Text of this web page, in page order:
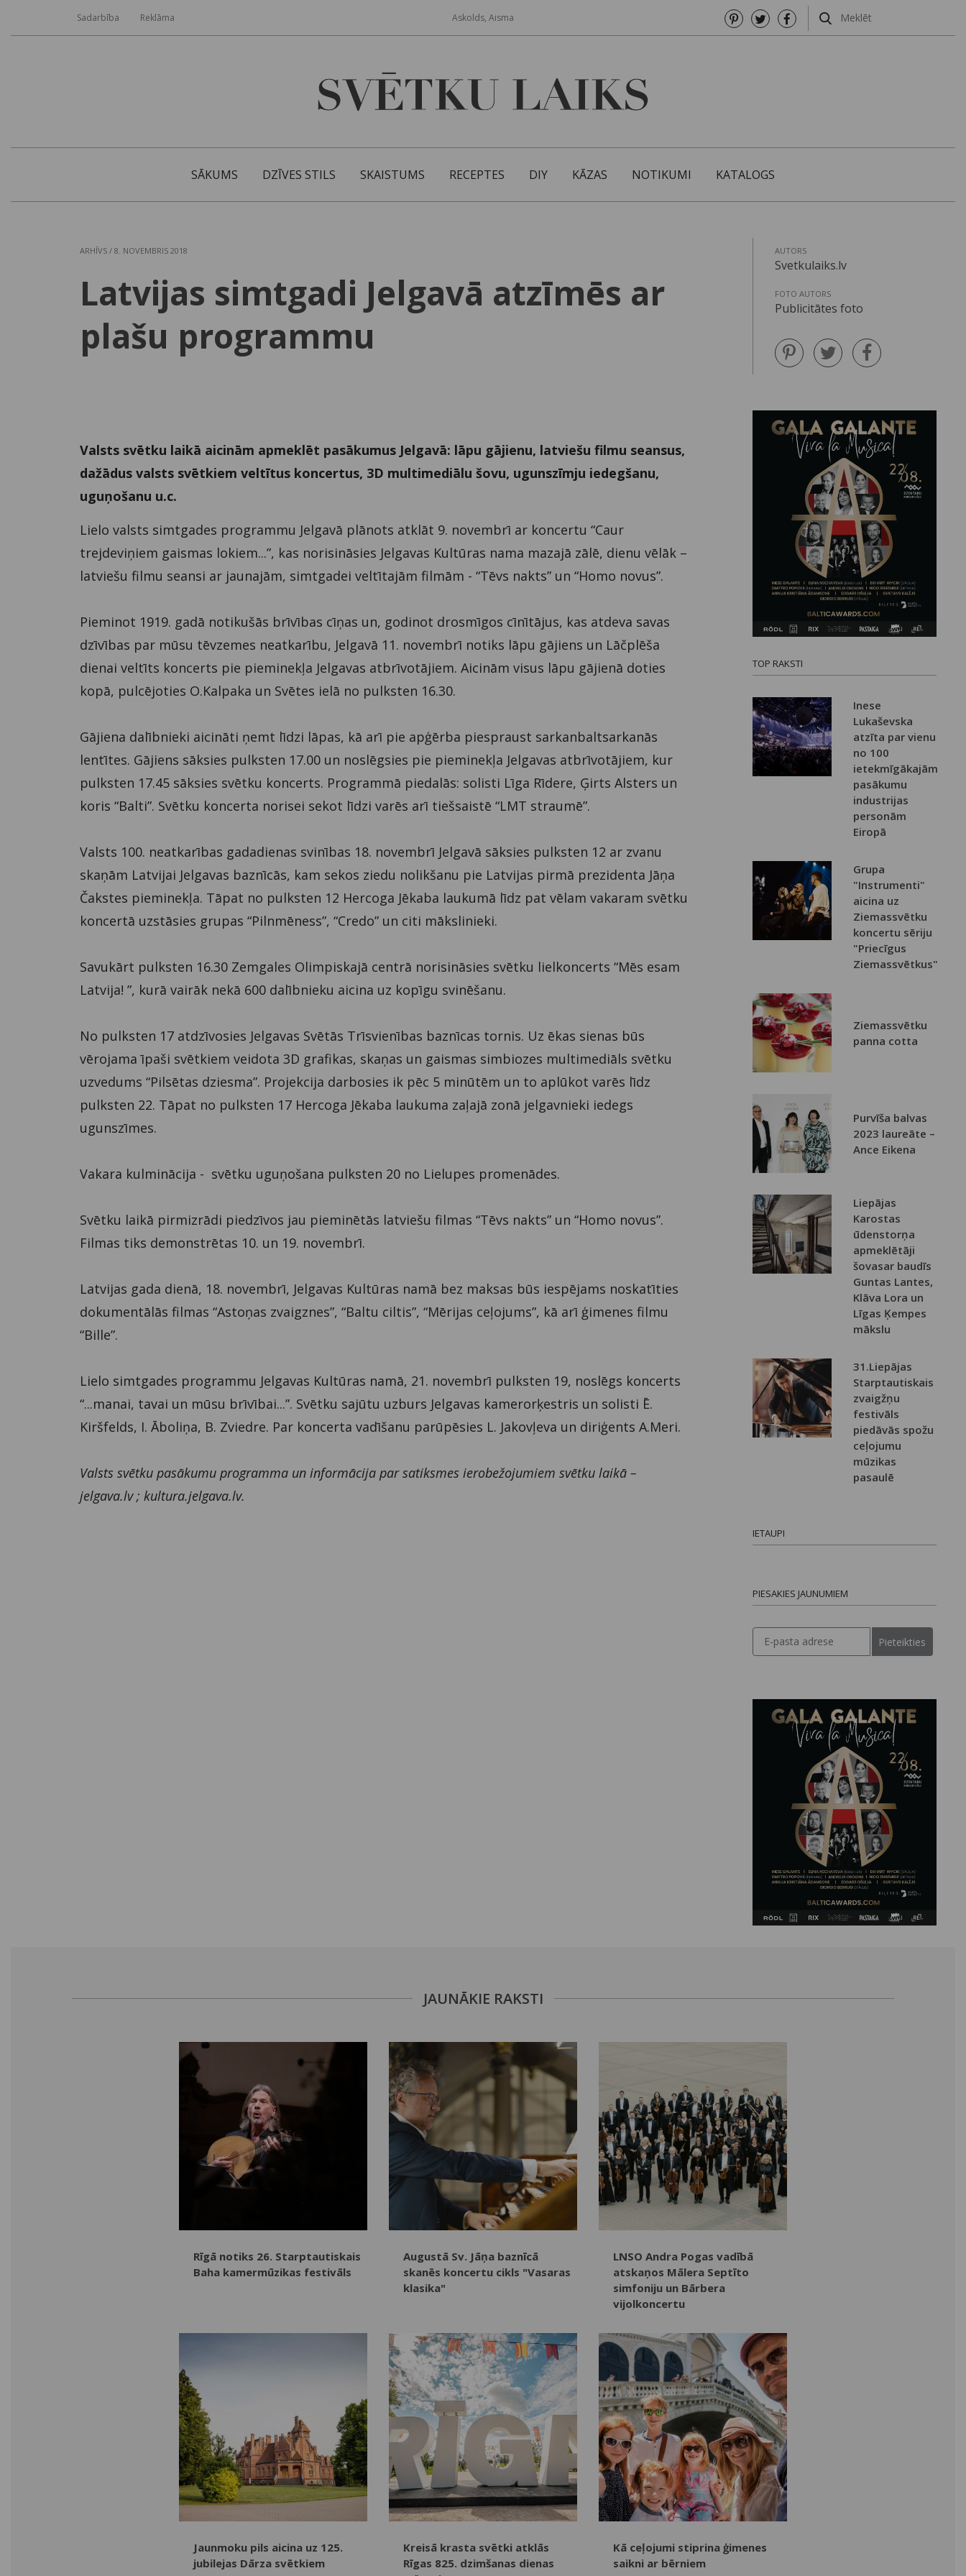
Sadarbība Reklāma Askolds, Aisma
SĀKUMS DZĪVES STILS SKAISTUMS RECEPTES DIY KĀZAS NOTIKUMI KATALOGS
ARHĪVS / 8. NOVEMBRIS 2018
Latvijas simtgadi Jelgavā atzīmēs ar
plašu programmu
AUTORS
Svetkulaiks.lv
FOTO AUTORS
Publicitātes foto
Valsts svētku laikā aicinām apmeklēt pasākumus Jelgavā: lāpu gājienu, latviešu filmu seansus,
dažādus valsts svētkiem veltītus koncertus, 3D multimediālu šovu, ugunszīmju iedegšanu,
uguņošanu u.c.
Lielo valsts simtgades programmu Jelgavā plānots atklāt 9. novembrī ar koncertu “Caur
trejdeviņiem gaismas lokiem...”, kas norisināsies Jelgavas Kultūras nama mazajā zālē, dienu vēlāk –
latviešu filmu seansi ar jaunajām, simtgadei veltītajām filmām - “Tēvs nakts” un “Homo novus”.
Pieminot 1919. gadā notikušās brīvības cīņas un, godinot drosmīgos cīnītājus, kas atdeva savas
dzīvības par mūsu tēvzemes neatkarību, Jelgavā 11. novembrī notiks lāpu gājiens un Lāčplēša
dienai veltīts koncerts pie pieminekļa Jelgavas atbrīvotājiem. Aicinām visus lāpu gājienā doties
kopā, pulcējoties O.Kalpaka un Svētes ielā no pulksten 16.30.
Gājiena dalībnieki aicināti ņemt līdzi lāpas, kā arī pie apģērba piespraust sarkanbaltsarkanās
lentītes. Gājiens sāksies pulksten 17.00 un noslēgsies pie pieminekļa Jelgavas atbrīvotājiem, kur
pulksten 17.45 sāksies svētku koncerts. Programmā piedalās: solisti Līga Rīdere, Ģirts Alsters un
koris “Balti”. Svētku koncerta norisei sekot līdzi varēs arī tiešsaistē “LMT straumē”.
Valsts 100. neatkarības gadadienas svinības 18. novembrī Jelgavā sāksies pulksten 12 ar zvanu
skaņām Latvijai Jelgavas baznīcās, kam sekos ziedu nolikšanu pie Latvijas pirmā prezidenta Jāņa
Čakstes pieminekļa. Tāpat no pulksten 12 Hercoga Jēkaba laukumā līdz pat vēlam vakaram svētku
koncertā uzstāsies grupas “Pilnmēness”, “Credo” un citi mākslinieki.
Savukārt pulksten 16.30 Zemgales Olimpiskajā centrā norisināsies svētku lielkoncerts “Mēs esam
Latvija! ”, kurā vairāk nekā 600 dalībnieku aicina uz kopīgu svinēšanu.
No pulksten 17 atdzīvosies Jelgavas Svētās Trīsvienības baznīcas tornis. Uz ēkas sienas būs
vērojama īpaši svētkiem veidota 3D grafikas, skaņas un gaismas simbiozes multimediāls svētku
uzvedums “Pilsētas dziesma”. Projekcija darbosies ik pēc 5 minūtēm un to aplūkot varēs līdz
pulksten 22. Tāpat no pulksten 17 Hercoga Jēkaba laukuma zaļajā zonā jelgavnieki iedegs
ugunszīmes.
Vakara kulminācija - svētku uguņošana pulksten 20 no Lielupes promenādes.
Svētku laikā pirmizrādi piedzīvos jau pieminētās latviešu filmas “Tēvs nakts” un “Homo novus”.
Filmas tiks demonstrētas 10. un 19. novembrī.
Latvijas gada dienā, 18. novembrī, Jelgavas Kultūras namā bez maksas būs iespējams noskatīties
dokumentālās filmas “Astoņas zvaigznes”, “Baltu ciltis”, “Mērijas ceļojums”, kā arī ģimenes filmu
“Bille”.
Lielo simtgades programmu Jelgavas Kultūras namā, 21. novembrī pulksten 19, noslēgs koncerts
“...manai, tavai un mūsu brīvībai...”. Svētku sajūtu uzburs Jelgavas kamerorķestris un solisti Ē.
Kiršfelds, I. Āboliņa, B. Zviedre. Par koncerta vadīšanu parūpēsies L. Jakovļeva un diriģents A.Meri.
Valsts svētku pasākumu programma un informācija par satiksmes ierobežojumiem svētku laikā –
jelgava.lv ; kultura.jelgava.lv.
TOP RAKSTI
Inese
Lukaševska
atzīta par vienu
no 100
ietekmīgākajām
pasākumu
industrijas
personām
Eiropā
Grupa
"Instrumenti"
aicina uz
Ziemassvētku
koncertu sēriju
"Priecīgus
Ziemassvētkus"
Ziemassvētku
panna cotta
Purvīša balvas
2023 laureāte –
Ance Eikena
Liepājas
Karostas
ūdenstorņa
apmeklētāji
šovasar baudīs
Guntas Lantes,
Klāva Lora un
Līgas Ķempes
mākslu
31.Liepājas
Starptautiskais
zvaigžņu
festivāls
piedāvās spožu
ceļojumu
mūzikas
pasaulē
IETAUPI
PIESAKIES JAUNUMIEM
Pieteikties
JAUNĀKIE RAKSTI
Rīgā notiks 26. Starptautiskais
Baha kamermūzikas festivāls
Augustā Sv. Jāņa baznīcā
skanēs koncertu cikls "Vasaras
klasika"
LNSO Andra Pogas vadībā
atskaņos Mālera Septīto
simfoniju un Bārbera
vijolkoncertu
Jaunmoku pils aicina uz 125.
jubilejas Dārza svētkiem
Kreisā krasta svētki atklās
Rīgas 825. dzimšanas dienas
Kā ceļojumi stiprina ģimenes
saikni ar bērniem